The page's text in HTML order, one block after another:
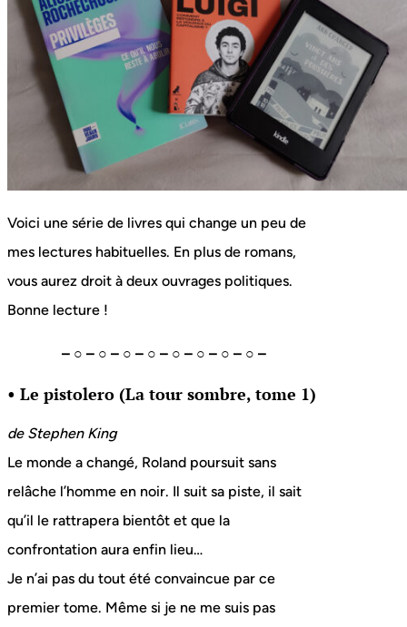
Voici une série de livres qui change un peu de
mes lectures habituelles. En plus de romans,
vous aurez droit à deux ouvrages politiques.
Bonne lecture !
– ○ – ○ – ○ – ○ – ○ – ○ – ○ – ○ –
• Le pistolero (La tour sombre, tome 1)
de Stephen King
Le monde a changé, Roland poursuit sans
relâche l’homme en noir. Il suit sa piste, il sait
qu’il le rattrapera bientôt et que la
confrontation aura enfin lieu…
Je n’ai pas du tout été convaincue par ce
premier tome. Même si je ne me suis pas